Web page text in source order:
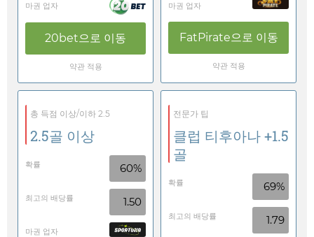
마권 업자
20bet으로 이동
약관 적용
마권 업자
FatPirate으로 이동
약관 적용
총 득점 이상/이하 2.5
2.5골 이상
확률 60%
최고의 배당률 1.50
마권 업자
전문가 팁
클럽 티후아나 +1.5
골
확률 69%
최고의 배당률 1.79